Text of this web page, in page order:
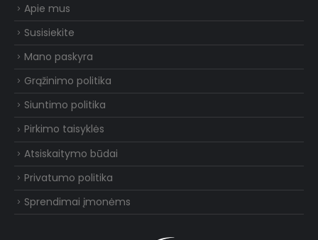
Apie mus
Susisiekite
Mano paskyra
Grąžinimo politika
Siuntimo politika
Pirkimo taisyklės
Atsiskaitymo būdai
Privatumo politika
Sprendimai įmonėms